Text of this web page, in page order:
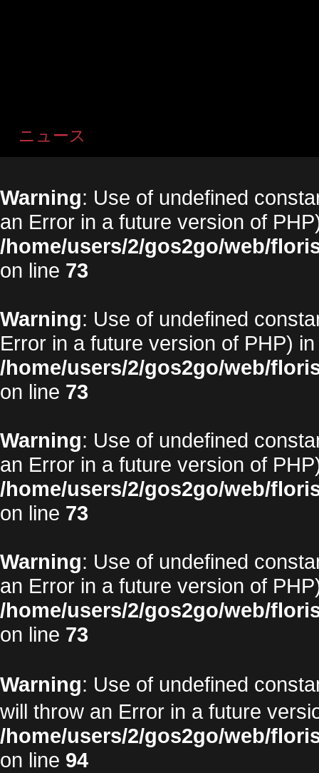
ニュース
Warning: Use of undefined
an Error in a future version of
/home/users/2/gos2go/web/
on line 73
Warning: Use of undefined
Error in a future version of PHP) in
/home/users/2/gos2go/web/
on line 73
Warning: Use of undefined
an Error in a future version of
/home/users/2/gos2go/web/
on line 73
Warning: Use of undefined
an Error in a future version of
/home/users/2/gos2go/web/
on line 73
Warning: Use of undefined
will throw an Error in a future
/home/users/2/gos2go/web/
on line 94